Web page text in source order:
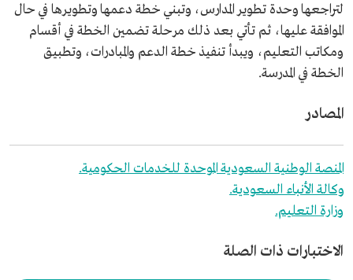
لتراجعها وحدة تطوير المدارس، وتبني خطة دعمها وتطويرها في حال
الموافقة عليها، ثم تأتي بعد ذلك مرحلة تضمين الخطة في أقسام
ومكاتب التعليم، ويبدأ تنفيذ خطة الدعم والمبادرات، وتطبيق
الخطة في المدرسة.
المصادر
المنصة الوطنية السعودية الموحدة للخدمات الحكومية.
وكالة الأنباء السعودية.
وزارة التعليم.
الاختبارات ذات الصلة